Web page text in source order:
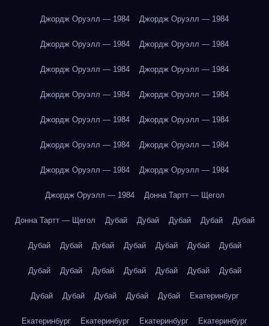
Джордж Оруэлл — 1984 Джордж Оруэлл — 1984
Джордж Оруэлл — 1984 Джордж Оруэлл — 1984
Джордж Оруэлл — 1984 Джордж Оруэлл — 1984
Джордж Оруэлл — 1984 Джордж Оруэлл — 1984
Джордж Оруэлл — 1984 Джордж Оруэлл — 1984
Джордж Оруэлл — 1984 Джордж Оруэлл — 1984
Джордж Оруэлл — 1984 Джордж Оруэлл — 1984
Джордж Оруэлл — 1984 Донна Тартт — Щегол
Донна Тартт — Щегол Дубай Дубай Дубай Дубай Дубай
Дубай Дубай Дубай Дубай Дубай Дубай Дубай
Дубай Дубай Дубай Дубай Дубай Дубай Дубай
Дубай Дубай Дубай Дубай Дубай Екатеринбург
Екатеринбург Екатеринбург Екатеринбург Екатеринбург